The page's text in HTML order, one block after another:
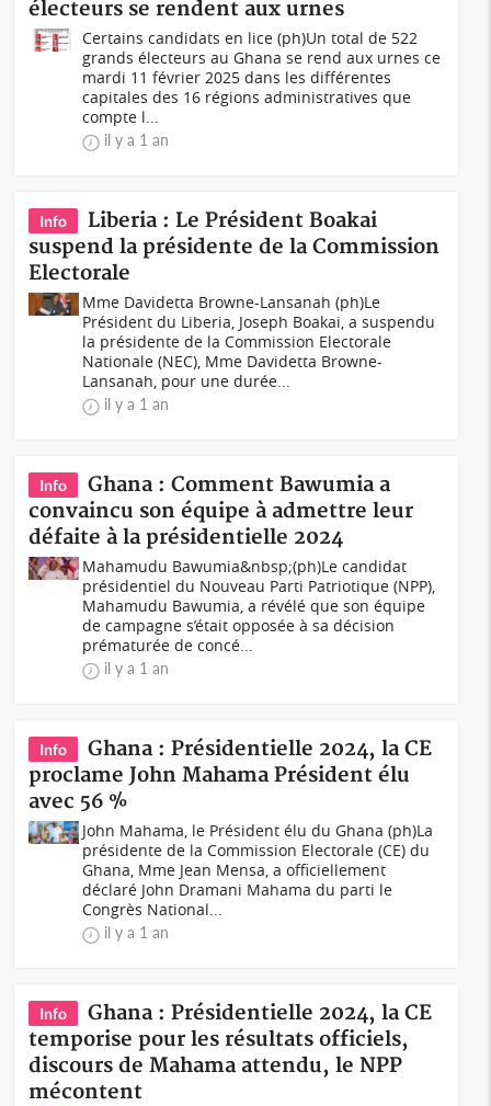
électeurs se rendent aux urnes
Certains candidats en lice (ph)Un total de 522
grands électeurs au Ghana se rend aux urnes ce
mardi 11 février 2025 dans les différentes
capitales des 16 régions administratives que
compte l...
il y a 1 an
Info
Liberia : Le Président Boakai
suspend la présidente de la Commission
Electorale
Mme Davidetta Browne-Lansanah (ph)Le
Président du Liberia, Joseph Boakai, a suspendu
la présidente de la Commission Electorale
Nationale (NEC), Mme Davidetta Browne-
Lansanah, pour une durée...
il y a 1 an
Info
Ghana : Comment Bawumia a
convaincu son équipe à admettre leur
défaite à la présidentielle 2024
Mahamudu Bawumia&nbsp;(ph)Le candidat
présidentiel du Nouveau Parti Patriotique (NPP),
Mahamudu Bawumia, a révélé que son équipe
de campagne s’était opposée à sa décision
prématurée de concé...
il y a 1 an
Info
Ghana : Présidentielle 2024, la CE
proclame John Mahama Président élu
avec 56 %
John Mahama, le Président élu du Ghana (ph)La
présidente de la Commission Electorale (CE) du
Ghana, Mme Jean Mensa, a officiellement
déclaré John Dramani Mahama du parti le
Congrès National...
il y a 1 an
Info
Ghana : Présidentielle 2024, la CE
temporise pour les résultats officiels,
discours de Mahama attendu, le NPP
mécontent